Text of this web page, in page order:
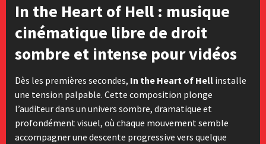
In the Heart of Hell : musique
cinématique libre de droit
sombre et intense pour vidéos
Dès les premières secondes, In the Heart of Hell installe
une tension palpable. Cette composition plonge
l’auditeur dans un univers sombre, dramatique et
profondément visuel, où chaque mouvement semble
accompagner une descente progressive vers quelque